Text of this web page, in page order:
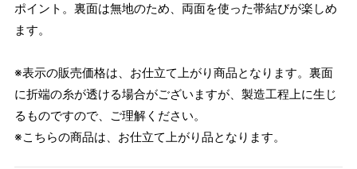
ポイント。裏面は無地のため、両面を使った帯結びが楽しめ
ます。
※表示の販売価格は、お仕立て上がり商品となります。裏面
に折端の糸が透ける場合がございますが、製造工程上に生じ
るものですので、ご理解ください。
※こちらの商品は、お仕立て上がり品となります。